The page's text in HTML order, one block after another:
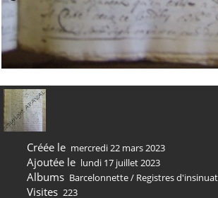
Créée le mercredi 22 mars 2023
Ajoutée le lundi 17 juillet 2023
Albums Barcelonnette/ Registres
Visites 223